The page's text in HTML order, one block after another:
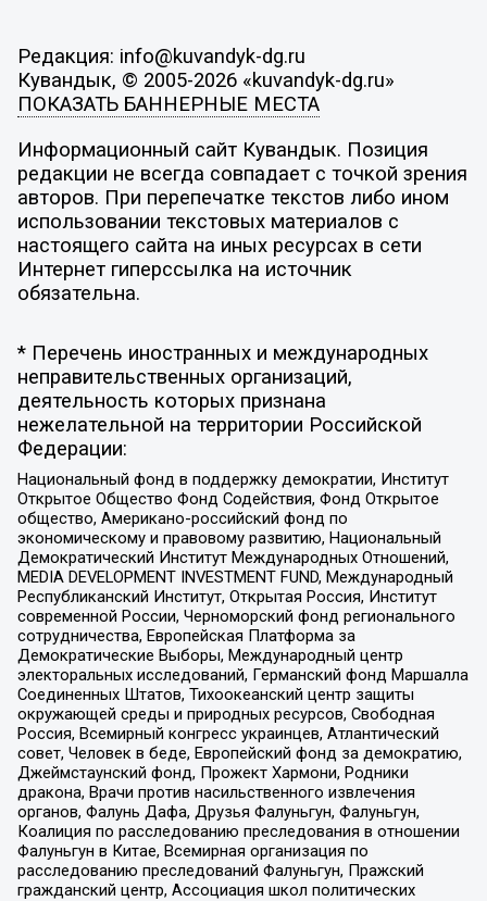
Редакция: info@kuvandyk-dg.ru
Кувандык, © 2005-2026 «kuvandyk-dg.ru»
ПОКАЗАТЬ БАННЕРНЫЕ МЕСТА
Информационный сайт Кувандык. Позиция
редакции не всегда совпадает с точкой зрения
авторов. При перепечатке текстов либо ином
использовании текстовых материалов с
настоящего сайта на иных ресурсах в сети
Интернет гиперссылка на источник
обязательна.
* Перечень иностранных и международных
неправительственных организаций,
деятельность которых признана
нежелательной на территории Российской
Федерации:
Национальный фонд в поддержку демократии, Институт
Открытое Общество Фонд Содействия, Фонд Открытое
общество, Американо-российский фонд по
экономическому и правовому развитию, Национальный
Демократический Институт Международных Отношений,
MEDIA DEVELOPMENT INVESTMENT FUND, Международный
Республиканский Институт, Открытая Россия, Институт
современной России, Черноморский фонд регионального
сотрудничества, Европейская Платформа за
Демократические Выборы, Международный центр
электоральных исследований, Германский фонд Маршалла
Соединенных Штатов, Тихоокеанский центр защиты
окружающей среды и природных ресурсов, Свободная
Россия, Всемирный конгресс украинцев, Атлантический
совет, Человек в беде, Европейский фонд за демократию,
Джеймстаунский фонд, Прожект Хармони, Родники
дракона, Врачи против насильственного извлечения
органов, Фалунь Дафа, Друзья Фалуньгун, Фалуньгун,
Коалиция по расследованию преследования в отношении
Фалуньгун в Китае, Всемирная организация по
расследованию преследований Фалуньгун, Пражский
гражданский центр, Ассоциация школ политических